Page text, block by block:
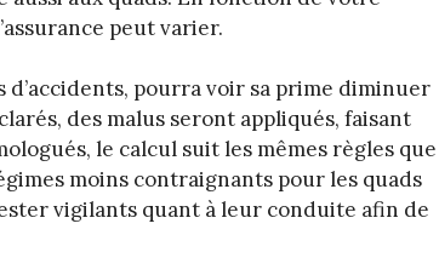
peut varier.
pourra voir sa prime diminuer
des malus seront appliqués, faisant
le calcul suit les mêmes règles que
moins contraignants pour les quads
vigilants quant à leur conduite afin de